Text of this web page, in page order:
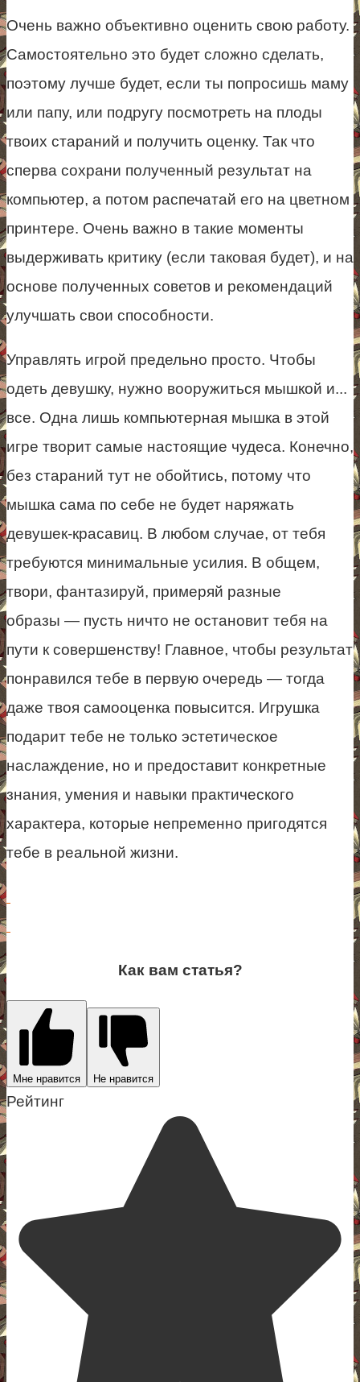
Очень важно объективно оценить свою работу.
Самостоятельно это будет сложно сделать,
поэтому лучше будет, если ты попросишь маму
или папу, или подругу посмотреть на плоды
твоих стараний и получить оценку. Так что
сперва сохрани полученный результат на
компьютер, а потом распечатай его на цветном
принтере. Очень важно в такие моменты
выдерживать критику (если таковая будет), и на
основе полученных советов и рекомендаций
улучшать свои способности.
Управлять игрой предельно просто. Чтобы
одеть девушку, нужно вооружиться мышкой и...
все. Одна лишь компьютерная мышка в этой
игре творит самые настоящие чудеса. Конечно,
без стараний тут не обойтись, потому что
мышка сама по себе не будет наряжать
девушек-красавиц. В любом случае, от тебя
требуются минимальные усилия. В общем,
твори, фантазируй, примеряй разные
образы — пусть ничто не остановит тебя на
пути к совершенству! Главное, чтобы результат
понравился тебе в первую очередь — тогда
даже твоя самооценка повысится. Игрушка
подарит тебе не только эстетическое
наслаждение, но и предоставит конкретные
знания, умения и навыки практического
характера, которые непременно пригодятся
тебе в реальной жизни.
Как вам статья?
Мне нравится Не нравится
Рейтинг